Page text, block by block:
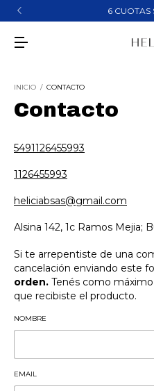
6 CUOTAS
INICIO / CONTACTO
Contacto
5491126455993
1126455993
heliciabsas@gmail.com
Alsina 142, 1c Ramos Mejia;
Si te arrepentiste de una
cancelación enviando este
orden. Tenés como
que recibiste el producto.
NOMBRE
EMAIL